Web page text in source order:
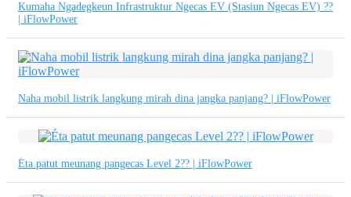
Esperanto
Hmong
Kumaha Ngadegkeun Infrastruktur Ngecas EV (Stasiun Ngecas EV) ??
| iFlowPower
Naha mobil listrik langkung mirah dina jangka panjang? | iFlowPower
Éta patut meunang pangecas Level 2?? | iFlowPower